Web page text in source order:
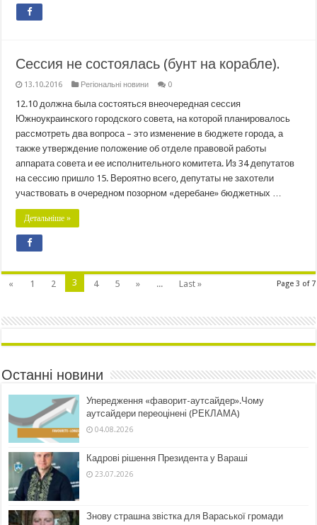
Сессия не состоялась (бунт на корабле).
13.10.2016 Регіональні новини 0
12.10 должна была состояться внеочередная сессия
Южноукраинского городского совета, на которой планировалось
рассмотреть два вопроса – это изменение в бюджете города, а
также утверждение положение об отделе правовой работы
аппарата совета и ее исполнительного комитета. Из 34 депутатов
на сессию пришло 15. Вероятно всего, депутаты не захотели
участвовать в очередном позорном «деребане» бюджетных …
Детальніше »
Page 3 of 7
« 1 2 3 4 5 » ... Last »
Останні новини
Упередження «фаворит-аутсайдер».Чому
аутсайдери переоцінені (РЕКЛАМА)
04.08.2026
Кадрові рішення Президента у Вараші
23.07.2026
Знову страшна звістка для Вараської громади